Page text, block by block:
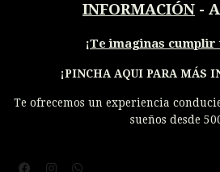
INFORMACIÓN -
¡Te imaginas cumplir
¡PINCHA AQUI PARA MÁS
Te ofrecemos un experiencia
sueños desde